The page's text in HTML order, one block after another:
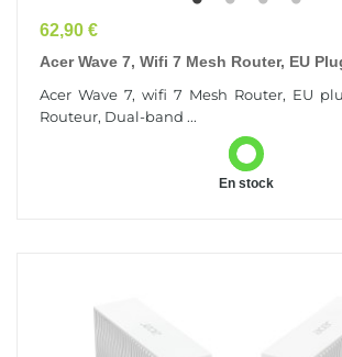
Prix
62,90 €
Acer Wave 7, Wifi 7 Mesh Router, EU
Acer Wave 7, wifi 7 Mesh Router, EU
Routeur, Dual-band ...
En stock